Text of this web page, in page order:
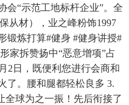
会“示范工地标杆企业”。全
从材），业之峰粉饰1997
锻炼打算#健身 #健身讲授#
家拆赞扬中“恶意增项”占
2日，既便利您进行会商和
了。腰和腿都轻松良多 3.
全球为之一振！先后衔接了